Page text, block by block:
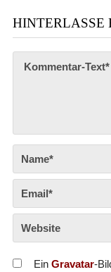
HINTERLASSE
Ein Gravatar-